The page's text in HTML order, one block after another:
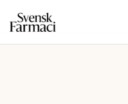
Hoppa till innehåll
Svensk farmaci